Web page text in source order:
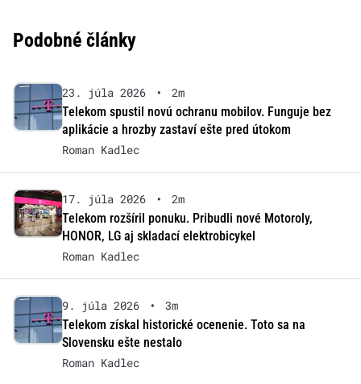
Podobné články
23. júla 2026 •
2m
Telekom spustil novú ochranu mobilov. Funguje bez
aplikácie a hrozby zastaví ešte pred útokom
Roman Kadlec
17. júla 2026 •
2m
Telekom rozšíril ponuku. Pribudli nové Motoroly,
HONOR, LG aj skladací elektrobicykel
Roman Kadlec
9. júla 2026 •
3m
Telekom získal historické ocenenie. Toto sa na
Slovensku ešte nestalo
Roman Kadlec